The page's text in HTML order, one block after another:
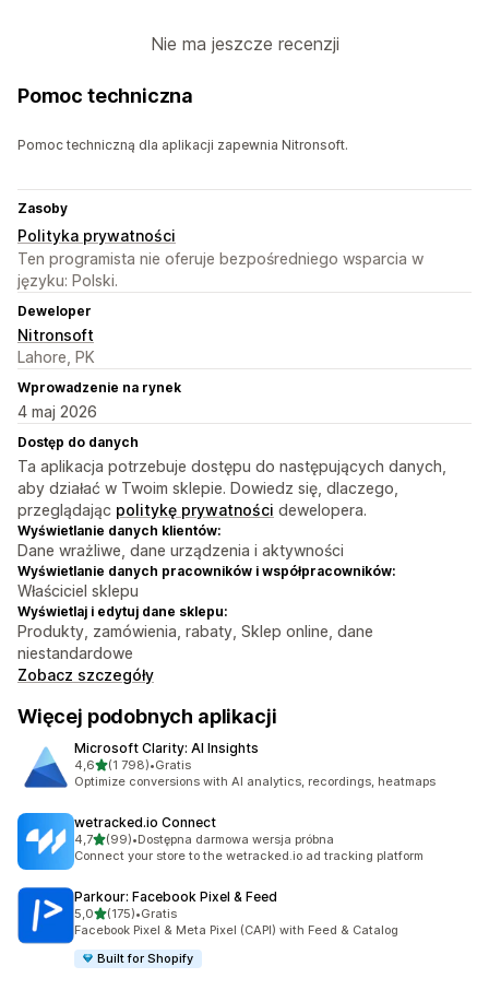
Nie ma jeszcze recenzji
Pomoc techniczna
Pomoc techniczną dla aplikacji zapewnia Nitronsoft.
Zasoby
Polityka prywatności
Ten programista nie oferuje bezpośredniego wsparcia w
języku: Polski.
Deweloper
Nitronsoft
Lahore, PK
Wprowadzenie na rynek
4 maj 2026
Dostęp do danych
Ta aplikacja potrzebuje dostępu do następujących danych,
aby działać w Twoim sklepie. Dowiedz się, dlaczego,
przeglądając politykę prywatności dewelopera.
Wyświetlanie danych klientów:
Dane wrażliwe, dane urządzenia i aktywności
Wyświetlanie danych pracowników i współpracowników:
Właściciel sklepu
Wyświetlaj i edytuj dane sklepu:
Produkty, zamówienia, rabaty, Sklep online, dane
niestandardowe
Zobacz szczegóły
Więcej podobnych aplikacji
Microsoft Clarity: AI Insights
4,6na 5 gwiazdek
(1 798)
Łączna liczba recenzji: 1798
•Gratis
Optimize conversions with AI analytics, recordings, heatmaps
wetracked.io Connect
4,7na 5 gwiazdek
(99)
Łączna liczba recenzji: 99
•Dostępna darmowa wersja próbna
Connect your store to the wetracked.io ad tracking platform
Parkour: Facebook Pixel & Feed
5,0na 5 gwiazdek
(175)
Łączna liczba recenzji: 175
•Gratis
Facebook Pixel & Meta Pixel (CAPI) with Feed & Catalog
Built for Shopify